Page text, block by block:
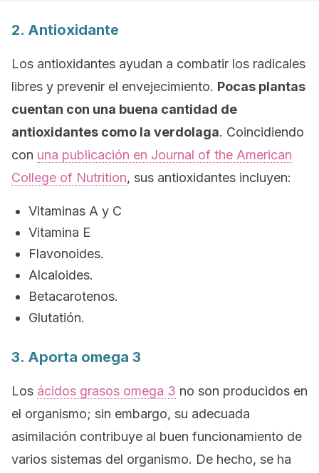
2. Antioxidante
Los antioxidantes ayudan a combatir los radicales
libres y prevenir el envejecimiento. Pocas plantas
cuentan con una buena cantidad de
antioxidantes como la verdolaga. Coincidiendo
con una publicación en Journal of the American
College of Nutrition, sus antioxidantes incluyen:
Vitaminas A y C
Vitamina E
Flavonoides.
Alcaloides.
Betacarotenos.
Glutatión.
3. Aporta omega 3
Los ácidos grasos omega 3 no son producidos en
el organismo; sin embargo, su adecuada
asimilación contribuye al buen funcionamiento de
varios sistemas del organismo. De hecho, se ha